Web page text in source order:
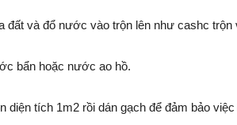
đất và đổ nước vào trộn lên như cashc
bẩn hoặc nước ao hồ.
diện tích 1m2 rồi dán gạch để đảm bảo